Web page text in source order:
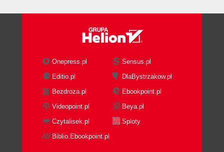
Object Design Philosophy
Encapsulation of Functionality
Maintenance of State
Classes and Instances
Anatomy of a Class
An Instance Is Born
The Application Class
Control Classes
Onepress.pl
Sensus.pl
Editio.pl
DlaBystrzakow.pl
Bezdroza.pl
Ebookpoint.pl
Videopoint.pl
Beya.pl
Czytalisek.pl
Sploty
Biblio.Ebookpoint.pl